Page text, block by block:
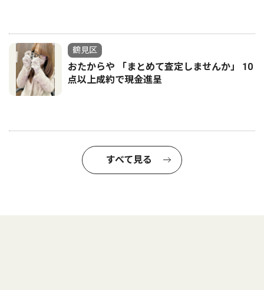
鶴見区
おたからや 「まとめて査定しませんか」 10
点以上成約で現金進呈
すべて見る